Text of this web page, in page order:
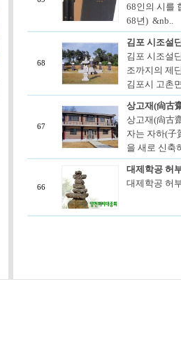
68인의 시를
68년) &nb..
68
김포 시조설
김포 시조설
조까지의 제
김포시 고촌
67
상고재(尙古
상고재(尙古
자는 자하(子
을 새로 신축
66
대제학공 허
대제학공 허